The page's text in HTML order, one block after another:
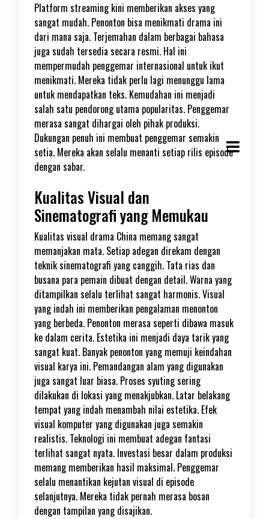
Platform streaming kini memberikan akses yang
sangat mudah. Penonton bisa menikmati drama ini
dari mana saja. Terjemahan dalam berbagai bahasa
juga sudah tersedia secara resmi. Hal ini
mempermudah penggemar internasional untuk ikut
menikmati. Mereka tidak perlu lagi menunggu lama
untuk mendapatkan teks. Kemudahan ini menjadi
salah satu pendorong utama popularitas. Penggemar
merasa sangat dihargai oleh pihak produksi.
Dukungan penuh ini membuat penggemar semakin
setia. Mereka akan selalu menanti setiap rilis episode
dengan sabar.
Kualitas Visual dan
Sinematografi yang Memukau
Kualitas visual drama China memang sangat
memanjakan mata. Setiap adegan direkam dengan
teknik sinematografi yang canggih. Tata rias dan
busana para pemain dibuat dengan detail. Warna yang
ditampilkan selalu terlihat sangat harmonis. Visual
yang indah ini memberikan pengalaman menonton
yang berbeda. Penonton merasa seperti dibawa masuk
ke dalam cerita. Estetika ini menjadi daya tarik yang
sangat kuat. Banyak penonton yang memuji keindahan
visual karya ini. Pemandangan alam yang digunakan
juga sangat luar biasa. Proses syuting sering
dilakukan di lokasi yang menakjubkan. Latar belakang
tempat yang indah menambah nilai estetika. Efek
visual komputer yang digunakan juga semakin
realistis. Teknologi ini membuat adegan fantasi
terlihat sangat nyata. Investasi besar dalam produksi
memang memberikan hasil maksimal. Penggemar
selalu menantikan kejutan visual di episode
selanjutnya. Mereka tidak pernah merasa bosan
dengan tampilan yang disajikan.